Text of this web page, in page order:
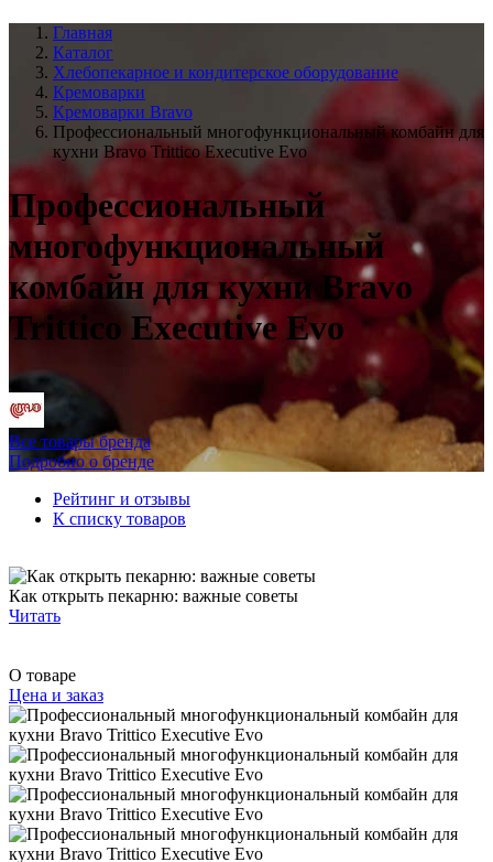
Главная
Каталог
Хлебопекарное и кондитерское оборудование
Кремоварки
Кремоварки Bravo
Профессиональный многофункциональный комбайн для
кухни Bravo Trittico Executive Evo
Профессиональный
многофункциональный
комбайн для кухни Bravo
Trittico Executive Evo
Все товары бренда
Подробно о бренде
Рейтинг и отзывы
К списку товаров
Как открыть пекарню: важные советы
Читать
О товаре
Цена и заказ